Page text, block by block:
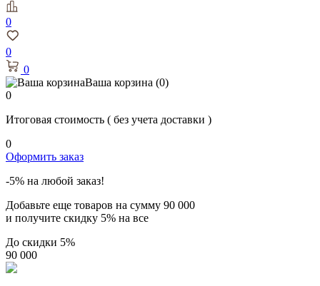
0
0
0
Ваша корзина (0)
0
Итоговая стоимость ( без учета доставки )
0
Оформить заказ
-5% на любой заказ!
Добавьте еще товаров на сумму 90 000
и получите скидку 5% на все
До скидки 5%
90 000